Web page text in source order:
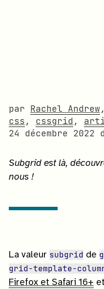
par Rachel Andrew ,
css , cssgrid ,
24 décembre 2022
Subgrid est là,
nous !
La valeur subgrid de
grid-template-
Firefox et Safari 16+